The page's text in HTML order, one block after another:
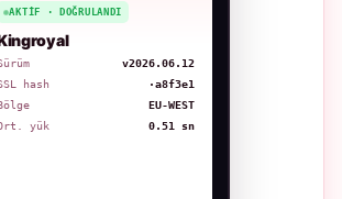
AKTIF · DOĞRULANDI
v2026.06.12
hash
·a8f3e1
EU-WEST
yük
0.51 sn